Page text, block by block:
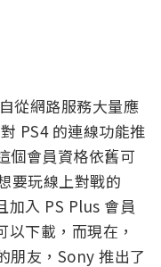
從網路服務大量應
PS4 的連線功能推
個會員資格依舊可
要玩線上對戰的
加入 PS Plus 會員
下載，而現在，
朋友，Sony 推出了